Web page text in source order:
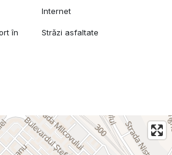
Internet
în
Străzi asfaltate